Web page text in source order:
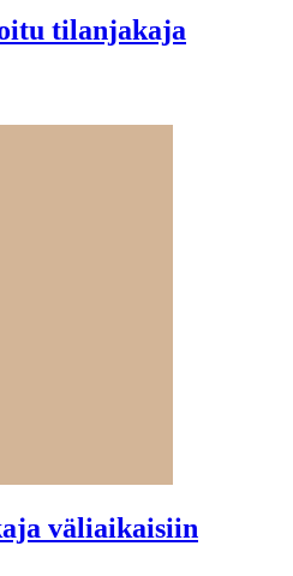
tilanjakaja
väliaikaisiin